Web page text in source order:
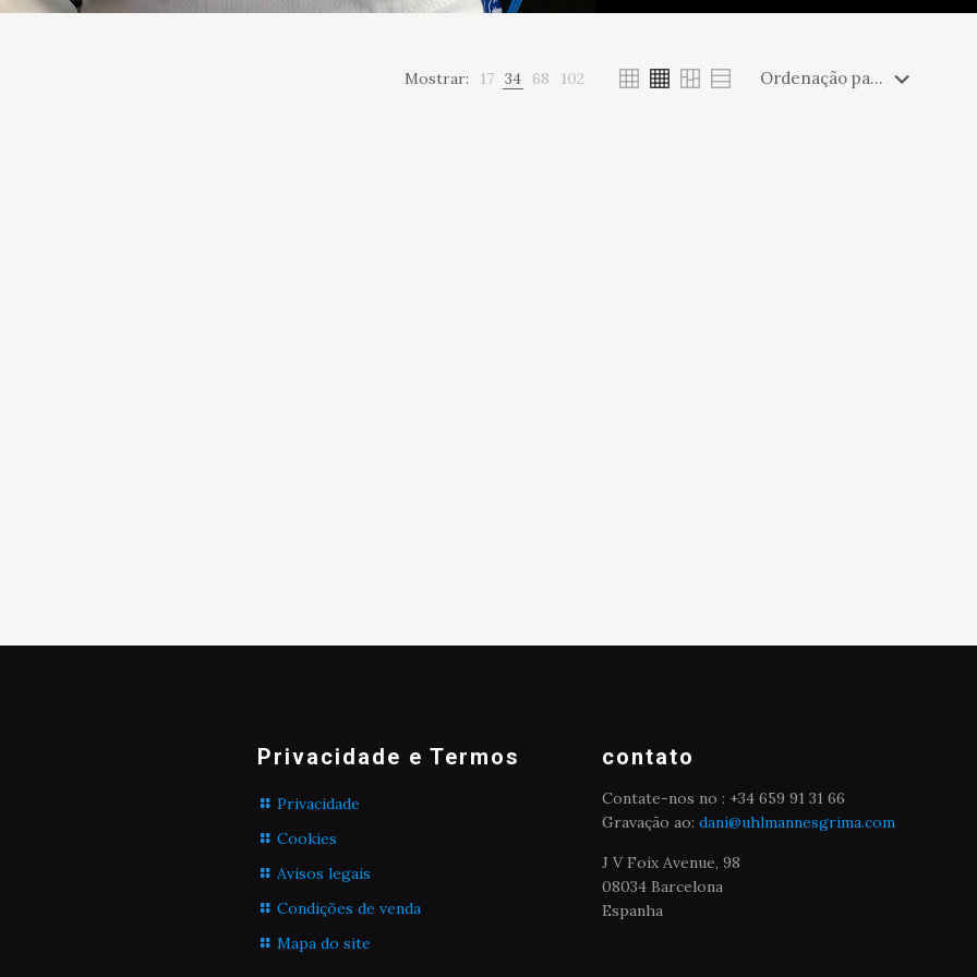
Mostrar: 17 34 68 102
Privacidade e Termos
Privacidade
Cookies
Avisos legais
Condições de venda
Mapa do site
contato
Contate-nos no : +34 659 91 31 66
Gravação ao: dani@uhlmannesgrima.com
J V Foix Avenue, 98
08034 Barcelona
Espanha